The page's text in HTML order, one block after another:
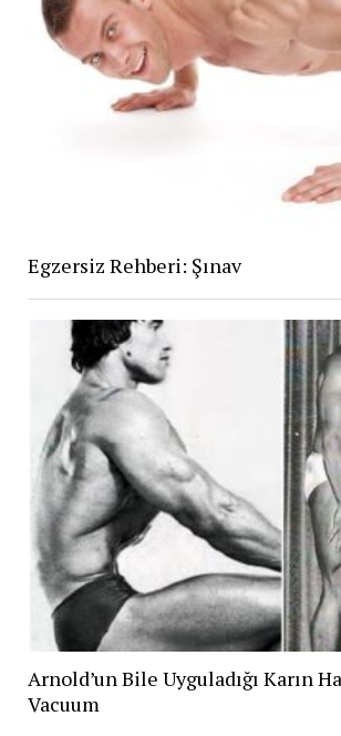
Egzersiz Rehberi: Şınav
Arnold’un Bile Uyguladığı Karın
Vacuum